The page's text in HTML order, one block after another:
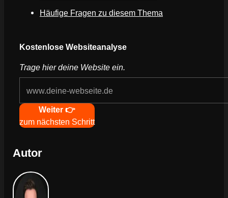
Häufige Fragen zu diesem Thema
Kostenlose Websiteanalyse
Trage hier deine Website ein.
Weiter 👉
zum nächsten Schritt
Autor